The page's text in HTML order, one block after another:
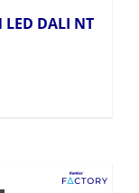
DALI NT